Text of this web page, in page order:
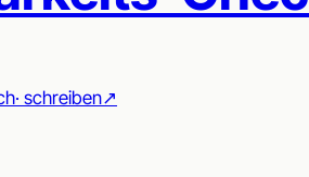
· schreiben↗︎